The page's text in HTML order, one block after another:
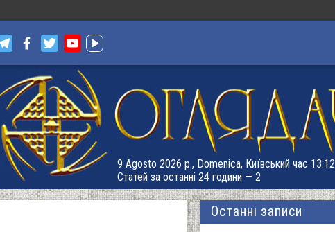
9 Agosto 2026 р., Domenica, Київський час 13:12
Статей за останні 24 години — 2
Останні записи